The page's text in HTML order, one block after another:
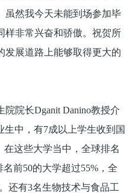
虽然我今天未能到场参加毕
样非常兴奋和骄傲。祝贺所
发展道路上能够取得更大的
院长Dganit Danino教授介
生中，有7成以上学生收到国
这些大学当中，全球排名
前50的大学超过55%，全
还有3名生物技术与食品工